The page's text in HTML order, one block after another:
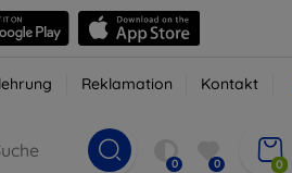
Reklamation Kontakt
0 0 0